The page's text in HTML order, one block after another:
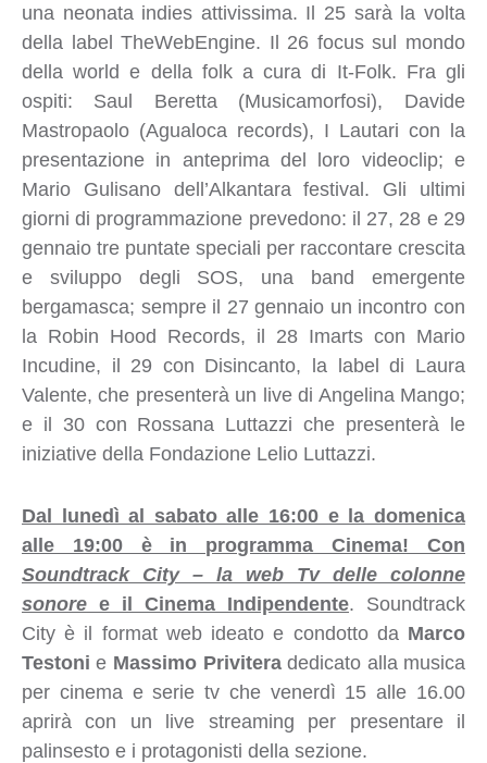
una neonata indies attivissima. Il 25 sarà la volta
della label TheWebEngine. Il 26 focus sul mondo
della world e della folk a cura di It-Folk. Fra gli
ospiti: Saul Beretta (Musicamorfosi), Davide
Mastropaolo (Agualoca records), I Lautari con la
presentazione in anteprima del loro videoclip; e
Mario Gulisano dell’Alkantara festival. Gli ultimi
giorni di programmazione prevedono: il 27, 28 e 29
gennaio tre puntate speciali per raccontare crescita
e sviluppo degli SOS, una band emergente
bergamasca; sempre il 27 gennaio un incontro con
la Robin Hood Records, il 28 Imarts con Mario
Incudine, il 29 con Disincanto, la label di Laura
Valente, che presenterà un live di Angelina Mango;
e il 30 con Rossana Luttazzi che presenterà le
iniziative della Fondazione Lelio Luttazzi.
Dal lunedì al sabato alle 16:00 e la domenica
alle 19:00 è in programma Cinema! Con
Soundtrack City – la web Tv delle colonne
sonoree il Cinema Indipendente. Soundtrack
City è il format web ideato e condotto da Marco
Testoni e Massimo Priviteradedicato alla musica
per cinema e serie tv che venerdì 15 alle 16.00
aprirà con un live streaming per presentare il
palinsesto e i protagonisti della sezione.